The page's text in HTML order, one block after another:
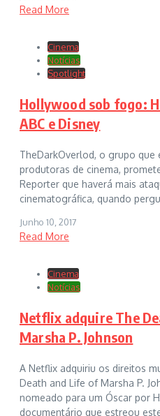
Read More
Cinema
Notícias
Spotlight
Hollywood sob fogo:
ABC e Disney
TheDarkOverlod, o grupo que
produtoras de cinema,
Reporter que haverá mais
cinematográfica, quando
Junho 10, 2017
Read More
Cinema
Notícias
Netflix adquire The
Marsha P. Johnson
A Netflix adquiriu os direitos
Death and Life of Marsha P.
nomeado para um Óscar por
documentário que estreou